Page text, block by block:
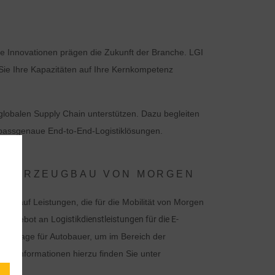
Innovationen prägen die Zukunft der Branche. LGI
Ihre Kapazitäten auf Ihre Kernkompetenz
Supply Chain unterstützen. Dazu begleiten
End-to-End-Logistiklösungen.
VON MORGEN
auf Leistungen, die für die Mobilität von Morgen
Angebot an Logistikdienstleistungen für die E-
für Autobauer, um im Bereich der
Informationen hierzu finden Sie unter